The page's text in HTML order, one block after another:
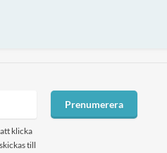
klicka
till
Prenumerera